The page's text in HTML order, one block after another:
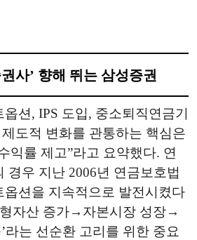
사’ 향해 뛰는 삼성증권
션, IPS 도입, 중소퇴직연금기
도적 변화를 관통하는 핵심은
익률 제고”라고 요약했다. 연
경우 지난 2006년 연금보호법
옵션을 지속적으로 발전시켰다
형자산 증가→자본시장 성장→
라는 선순환 고리를 위한 중요